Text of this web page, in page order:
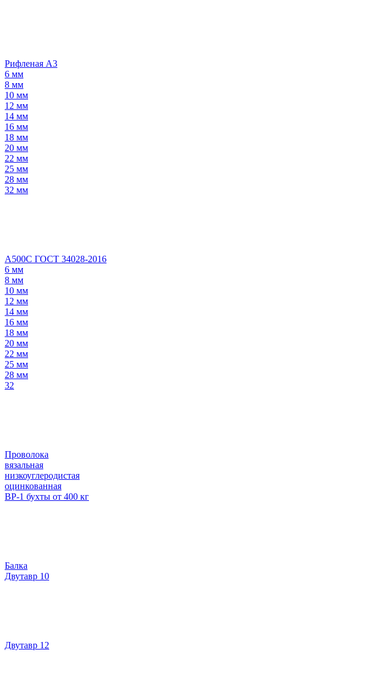
Рифленая А3
6 мм
8 мм
10 мм
12 мм
14 мм
16 мм
18 мм
20 мм
22 мм
25 мм
28 мм
32 мм
А500С ГОСТ 34028-2016
6 мм
8 мм
10 мм
12 мм
14 мм
16 мм
18 мм
20 мм
22 мм
25 мм
28 мм
32
Проволока
вязальная
низкоуглеродистая
оцинкованная
ВР-1 бухты от 400 кг
Балка
Двутавр 10
Двутавр 12